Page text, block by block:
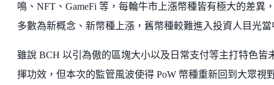
鳴、NFT、GameFi 等，每輪牛市上漲幣種皆有極大的差異
多數為新概念、新幣種上漲，舊幣種較難進入投資人目光當
雖說 BCH 以引為傲的區塊大小以及日常支付等主打特色皆
揮功效，但本次的監管風波使得 PoW 幣種重新回到大眾視